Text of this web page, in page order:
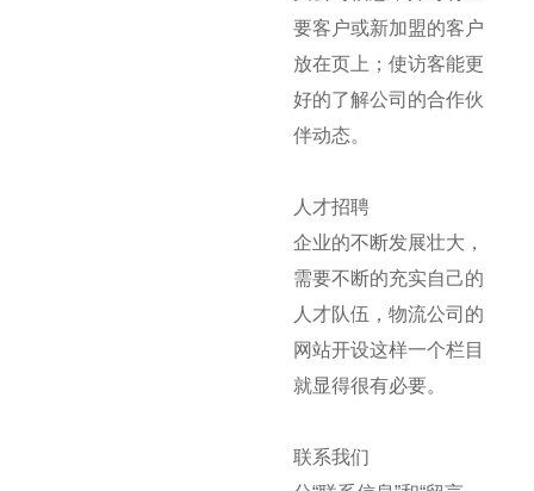
要客户或新加盟的客户
放在页上；使访客能更
好的了解公司的合作伙
伴动态。
人才招聘
企业的不断发展壮大，
需要不断的充实自己的
人才队伍，物流公司的
网站开设这样一个栏目
就显得很有必要。
联系我们